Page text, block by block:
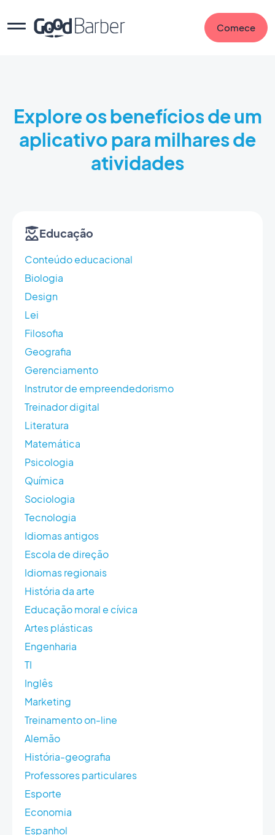
Comece
Explore os benefícios de um
aplicativo para milhares de
atividades
Educação
Conteúdo educacional
Biologia
Design
Lei
Filosofia
Geografia
Gerenciamento
Instrutor de empreendedorismo
Treinador digital
Literatura
Matemática
Psicologia
Química
Sociologia
Tecnologia
Idiomas antigos
Escola de direção
Idiomas regionais
História da arte
Educação moral e cívica
Artes plásticas
Engenharia
TI
Inglês
Marketing
Treinamento on-line
Alemão
História-geografia
Professores particulares
Esporte
Economia
Espanhol